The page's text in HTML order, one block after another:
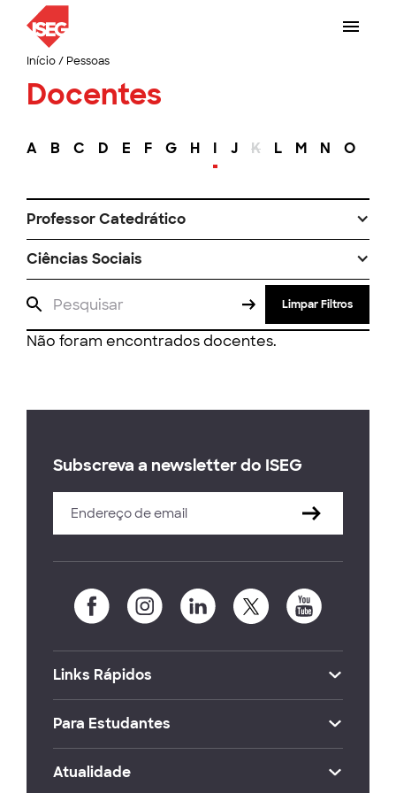
Início/ Pessoas
Docentes
A B C D E F G H I J K L M N O
Professor Catedrático
Ciências Sociais
Limpar Filtros
Não foram encontrados docentes.
Subscreva a newsletter do ISEG
Links Rápidos
Para Estudantes
Atualidade